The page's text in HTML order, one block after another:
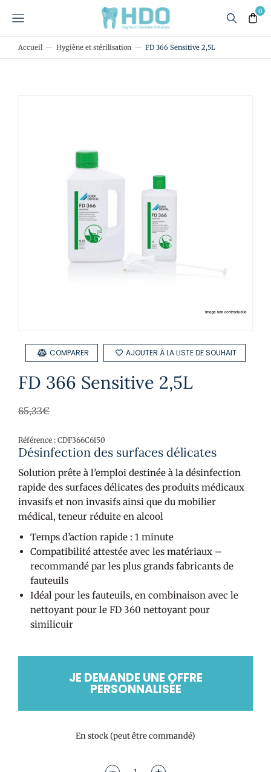
Vous êtes ici :
Accueil Hygiène et stérilisation FD 366 Sensitive 2,5L
AJOUTER À LA LISTE DE SOUHAIT
COMPARER
FD 366 Sensitive 2,5L
65,33€
Référence : CDF366C6150
Désinfection des surfaces délicates
Solution prête à l’emploi destinée à la désinfection
rapide des surfaces délicates des produits médicaux
invasifs et non invasifs ainsi que du mobilier
médical, teneur réduite en alcool
Temps d’action rapide : 1 minute
Compatibilité attestée avec les matériaux –
recommandé par les plus grands fabricants de
fauteuils
Idéal pour les fauteuils, en combinaison avec le
nettoyant pour le FD 360 nettoyant pour
similicuir
JE DEMANDE UNE OFFRE
PERSONNALISÉE
En stock (peut être commandé)